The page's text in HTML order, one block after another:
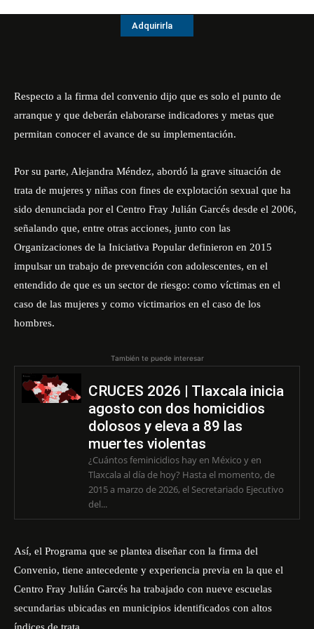
Adquirirla
Respecto a la firma del convenio dijo que es solo el punto de
arranque y que deberán elaborarse indicadores y metas que
permitan conocer el avance de su implementación.
Por su parte, Alejandra Méndez, abordó la grave situación de
trata de mujeres y niñas con fines de explotación sexual que ha
sido denunciada por el Centro Fray Julián Garcés desde el 2006,
señalando que, entre otras acciones, junto con las
Organizaciones de la Iniciativa Popular definieron en 2015
impulsar un trabajo de prevención con adolescentes, en el
entendido de que es un sector de riesgo: como víctimas en el
caso de las mujeres y como victimarios en el caso de los
hombres.
También te puede interesar
CRUCES 2026 | Tlaxcala inicia
agosto con dos homicidios
dolosos y eleva a 89 las
muertes violentas
¿Cuántos feminicidios hay en México y en
Tlaxcala al día de hoy? Hasta el momento, de
2015 a marzo de 2026, el Secretariado Ejecutivo
del...
Así, el Programa que se plantea diseñar con la firma del
Convenio, tiene antecedente y experiencia previa en la que el
Centro Fray Julián Garcés ha trabajado con nueve escuelas
secundarias ubicadas en municipios identificados con altos